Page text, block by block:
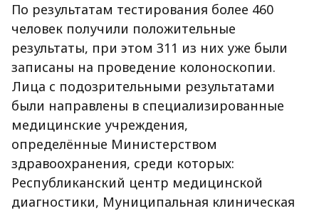
По результатам тестирования более 460
человек получили положительные
результаты, при этом 311 из них уже были
записаны на проведение колоноскопии.
Лица с подозрительными результатами
были направлены в специализированные
медицинские учреждения,
определённые Министерством
здравоохранения, среди которых:
Республиканский центр медицинской
диагностики, Муниципальная клиническая